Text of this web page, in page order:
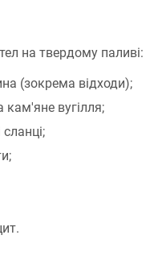
на твердому паливі:
(зокрема відходи);
кам'яне вугілля;